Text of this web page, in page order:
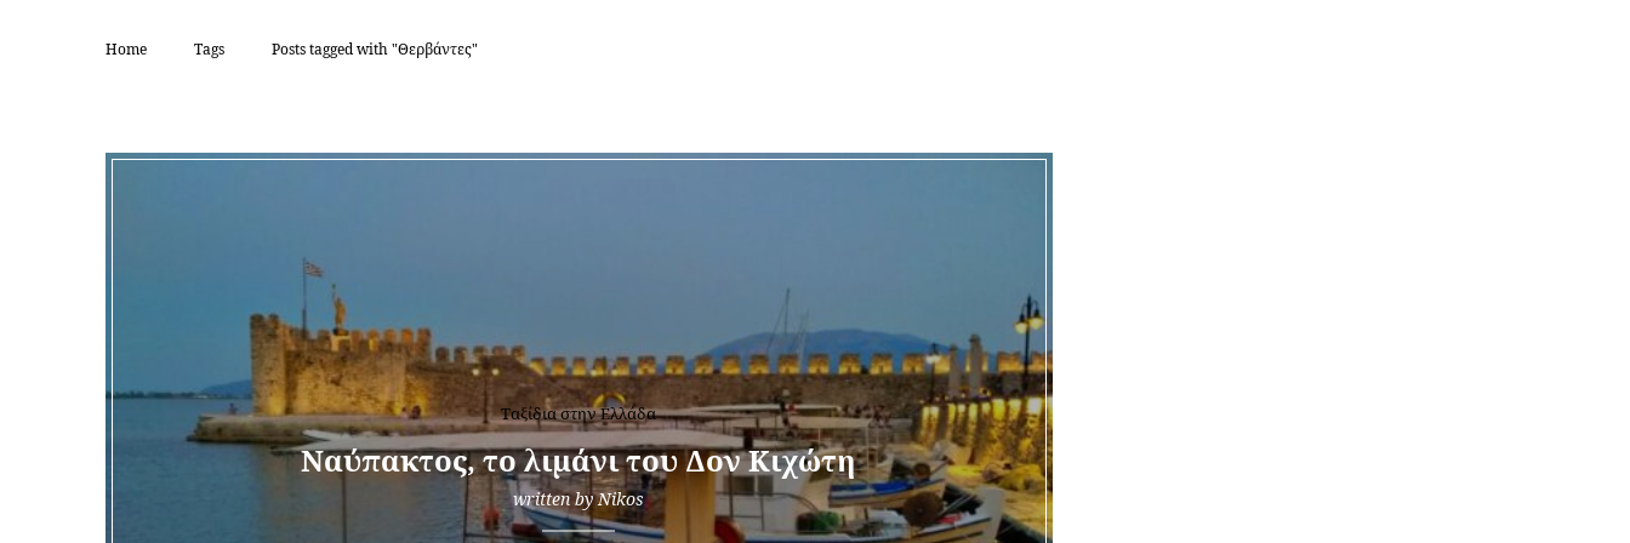
Home Tags Posts tagged with "Θερβάντες"
Ταξίδια στην Ελλάδα
Ναύπακτος, το λιμάνι του Δον Κιχώτη
written byNikos